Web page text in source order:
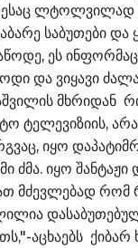
ლტოლვილად
საბუთები და
ეს
და ვიყავი
მხრიდან
ტელევიზიის,
იყო
ძმა. იყო
მძევლებად რომ
აცხაებს ქიბარ